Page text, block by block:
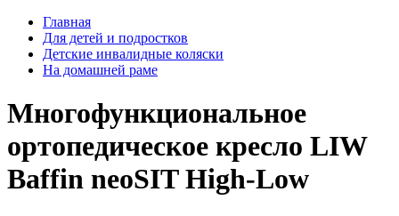
Главная
Для детей и подростков
Детские инвалидные коляски
На домашней раме
Многофункциональное
ортопедическое кресло LIW
Baffin neoSIT High-Low